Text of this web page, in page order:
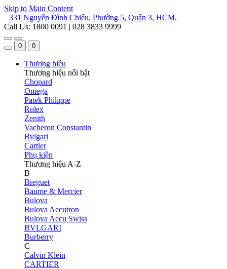
Skip to Main Content
331 Nguyễn Đình Chiểu, Phường 5, Quận 3, HCM.
Call Us: 1800 0091 | 028 3833 9999
0 0
Thương hiệu
Thương hiệu nổi bật
Chopard
Omega
Patek Philippe
Rolex
Zenith
Vacheron Constantin
Bvlgari
Cartier
Phụ kiện
Thương hiệu A-Z
B
Breguet
Baume & Mercier
Bulova
Bulova Accutron
Bulova Accu Swiss
BVLGARI
Burberry
C
Calvin Klein
CARTIER